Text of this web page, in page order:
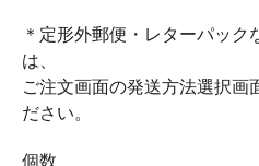
＊定形外郵便・レターパッ
は、
ご注文画面の発送方法選択画
ださい。
個数